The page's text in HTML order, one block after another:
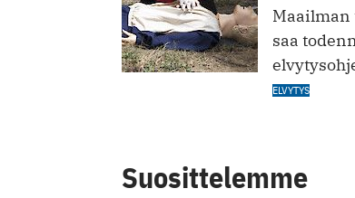
saa
ELVYTYS
Suosittelemme